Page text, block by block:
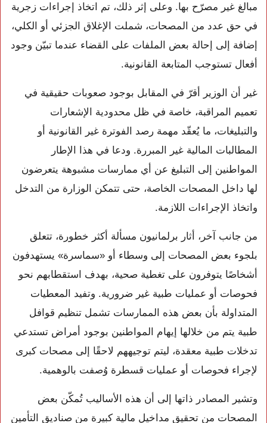
مبالغ غير مصرّح بها. وعلى إثر ذلك، تم اتخاذ إجراءات زجرية
في حق عدد من المصحات، شملت الإغلاق الجزئي أو الكلي،
إضافة إلى إحالة بعض الملفات على القضاء عندما تبيّن وجود
أفعال تستوجب المتابعة القانونية.
غير أن الوزير أقرّ في المقابل بوجود صعوبات حقيقية في
تعميم المراقبة، خاصة في ظل محدودية الإشعارات
والتبليغات، ما يُعقّد مهمة رصد الفوترة غير القانونية أو
المطالبات المالية غير المبررة. ودعا في هذا الإطار
المواطنين إلى التبليغ عن أي ممارسات مشبوهة يتعرضون
لها داخل المصحات الخاصة، حتى تتمكن الوزارة من التدخل
واتخاذ الإجراءات اللازمة.
من جانب آخر، أثار برلمانيون مسألة أكثر خطورة، تتعلق
بلجوء بعض المصحات إلى وسطاء أو «سماسرة» يستهدفون
أشخاصًا يتوفرون على تغطية صحية، بهدف استقطابهم نحو
فحوصات أو عمليات طبية غير ضرورية. وتفيد المعطيات
المتداولة بأن بعض هذه الممارسات تشمل تنظيم قوافل
طبية يتم من خلالها إيهام المواطنين بوجود أمراض تستدعي
تدخلات طبية معقدة، ليتم توجيههم لاحقًا إلى مصحات كبرى
لإجراء فحوصات أو عمليات قسطرة وُصفت بالوهمية.
وتشير المصادر ذاتها إلى أن هذه الأساليب تُمكّن بعض
المصحات من تحقيق مداخيل مالية كبيرة من صناديق التأمين